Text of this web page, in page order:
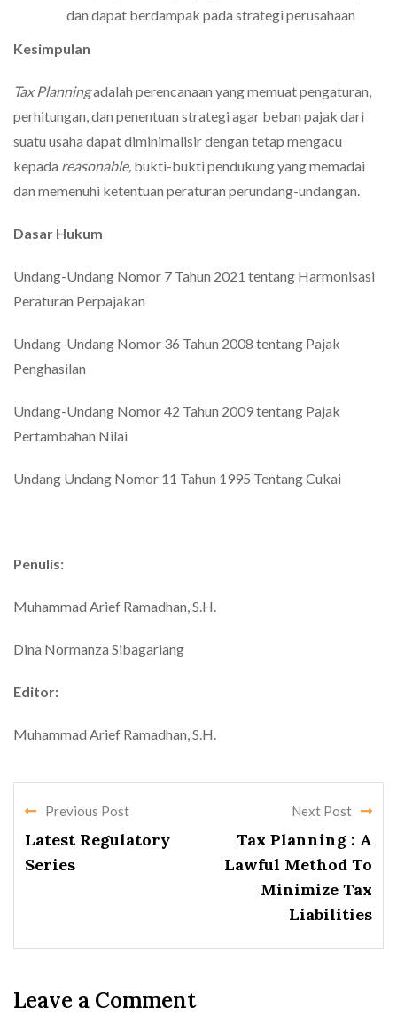
dan dapat berdampak pada strategi perusahaan
Kesimpulan
Tax Planningadalah perencanaan yang memuat pengaturan,
perhitungan, dan penentuan strategi agar beban pajak dari
suatu usaha dapat diminimalisir dengan tetap mengacu
kepada reasonable, bukti-bukti pendukung yang memadai
dan memenuhi ketentuan peraturan perundang-undangan.
Dasar Hukum
Undang-Undang Nomor 7 Tahun 2021 tentang Harmonisasi
Peraturan Perpajakan
Undang-Undang Nomor 36 Tahun 2008 tentang Pajak
Penghasilan
Undang-Undang Nomor 42 Tahun 2009 tentang Pajak
Pertambahan Nilai
Undang Undang Nomor 11 Tahun 1995 Tentang Cukai
Penulis:
Muhammad Arief Ramadhan, S.H.
Dina Normanza Sibagariang
Editor:
Muhammad Arief Ramadhan, S.H.
Previous Post
Latest Regulatory
Series
Next Post
Tax Planning : A
Lawful Method To
Minimize Tax
Liabilities
Leave a Comment